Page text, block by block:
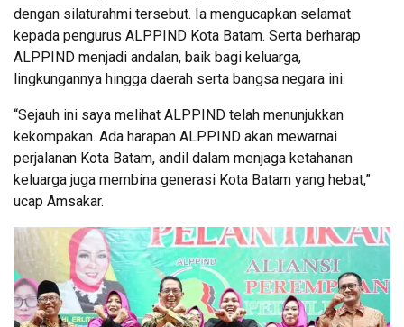
dengan silaturahmi tersebut. Ia mengucapkan selamat
kepada pengurus ALPPIND Kota Batam. Serta berharap
ALPPIND menjadi andalan, baik bagi keluarga,
lingkungannya hingga daerah serta bangsa negara ini.
“Sejauh ini saya melihat ALPPIND telah menunjukkan
kekompakan. Ada harapan ALPPIND akan mewarnai
perjalanan Kota Batam, andil dalam menjaga ketahanan
keluarga juga membina generasi Kota Batam yang hebat,”
ucap Amsakar.